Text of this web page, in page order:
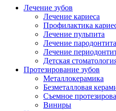
Лечение зубов
Лечение кариеса
Профилактика
Лечение пульпита
Лечение пародонтита
Лечение
Детская
Протезирование зубов
Металлокерамика
Безметалловая
Съемное
Виниры